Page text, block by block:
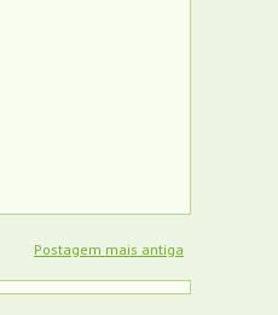
Postagem mais antiga